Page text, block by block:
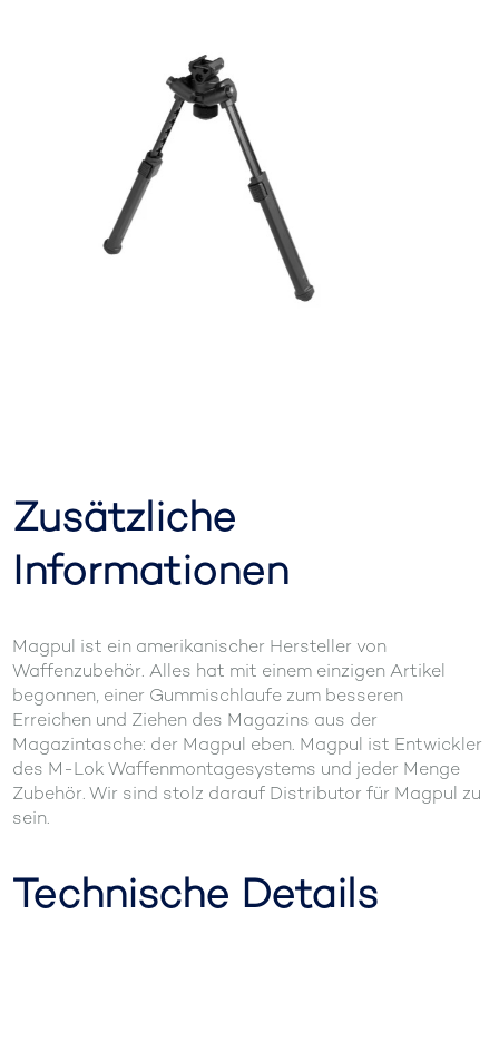
Zusätzliche
Informationen
Magpul ist ein amerikanischer Hersteller von
Waffenzubehör. Alles hat mit einem einzigen Artikel
begonnen, einer Gummischlaufe zum besseren
Erreichen und Ziehen des Magazins aus der
Magazintasche: der Magpul eben. Magpul ist Entwickler
des M-Lok Waffenmontagesystems und jeder Menge
Zubehör. Wir sind stolz darauf Distributor für Magpul zu
sein.
Technische Details